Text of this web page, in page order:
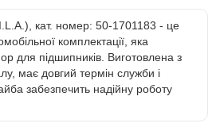
кат. номер: 50-1701183 - це
комплектації, яка
для підшипників. Виготовлена з
має довгий термін служби і
забезпечить надійну роботу